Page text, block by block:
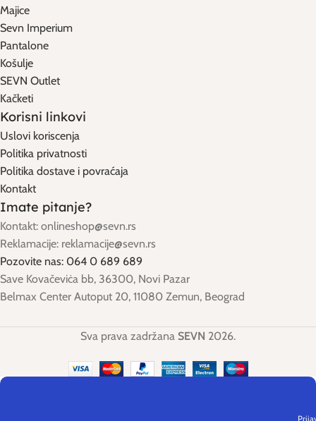
Majice
Sevn Imperium
Pantalone
Košulje
SEVN Outlet
Kačketi
Korisni linkovi
Uslovi koriscenja
Politika privatnosti
Politika dostave i povraćaja
Kontakt
Imate pitanje?
Kontakt: onlineshop@sevn.rs
Reklamacije: reklamacije@sevn.rs
Pozovite nas: 064 0 689 689
Save Kovačeviċa bb, 36300, Novi Pazar
Belmax Center Autoput 20, 11080 Zemun, Beograd
Sva prava zadržana SEVN 2026.